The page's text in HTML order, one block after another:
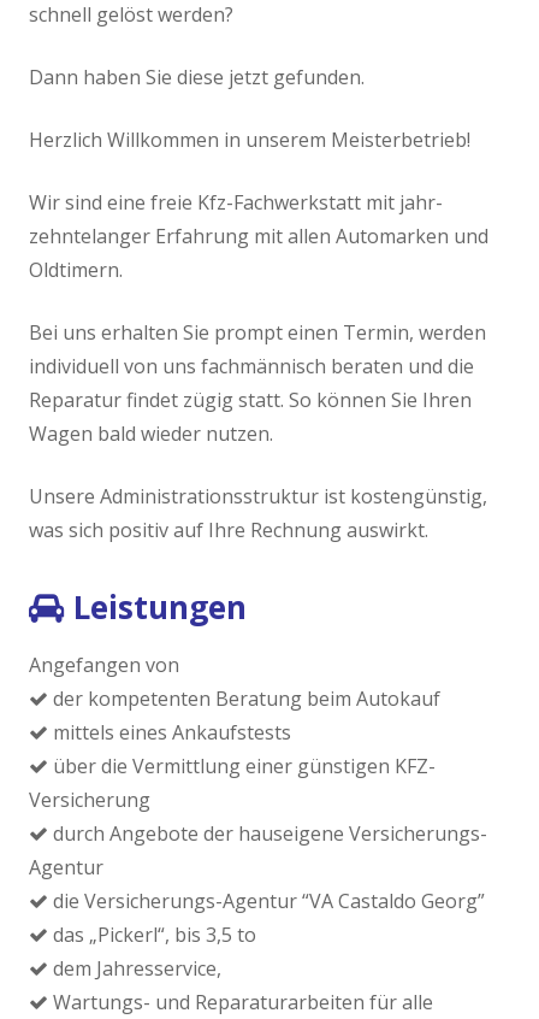
Spenglerei
Oldtimer
Reifen & Felgen
Versicherung
Lexika
Kontakt
schnell gelöst werden?
Dann haben Sie diese jetzt gefunden.
Herzlich Willkommen in unserem Meisterbetrieb!
Wir sind eine freie Kfz-Fachwerkstatt mit jahr-
zehntelanger Erfahrung mit allen Automarken und
Oldtimern.
Bei uns erhalten Sie prompt einen Termin, werden
individuell von uns fachmännisch beraten und die
Reparatur findet zügig statt. So können Sie Ihren
Wagen bald wieder nutzen.
Unsere Administrationsstruktur ist kostengünstig,
was sich positiv auf Ihre Rechnung auswirkt.
Leistungen
Angefangen von
der kompetenten Beratung beim Autokauf
mittels eines Ankaufstests
über die Vermittlung einer günstigen KFZ-
Versicherung
durch Angebote der hauseigene Versicherungs-
Agentur
die Versicherungs-Agentur “VA Castaldo Georg”
das „Pickerl“, bis 3,5 to
dem Jahresservice,
Wartungs- und Reparaturarbeiten für alle